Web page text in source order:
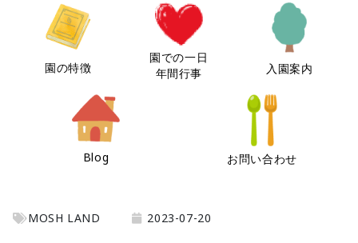
園の特徴
園での一日
年間行事
入園案内
Blog お問い合わせ
MOSH LAND 2023-07-20